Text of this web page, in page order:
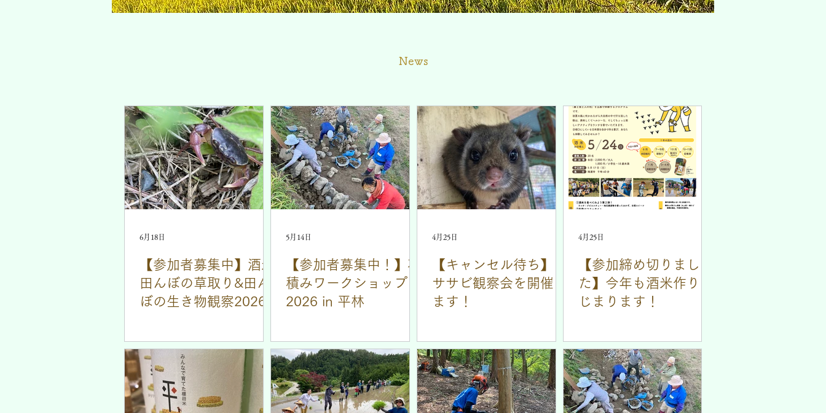
News
【参加者募集中】酒米
田んぼの草取り&田ん
ぼの生き物観察2026
6月18日
【参加者募集中！】石
積みワークショップ
2026 in 平林
5月14日
【キャンセル待ち】ム
ササビ観察会を開催し
ます！
4月25日
【参加締め切りまし
た】今年も酒米作りは
じまります！
4月25日